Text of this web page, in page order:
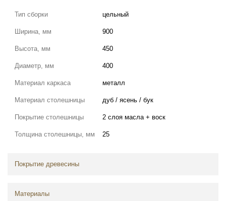
Тип сборки цельный
Ширина, мм 900
Высота, мм 450
Диаметр, мм 400
Материал каркаса металл
Материал столешницы дуб / ясень / бук
Покрытие столешницы 2 слоя масла + воск
Толщина столешницы, мм 25
Покрытие древесины
Материалы